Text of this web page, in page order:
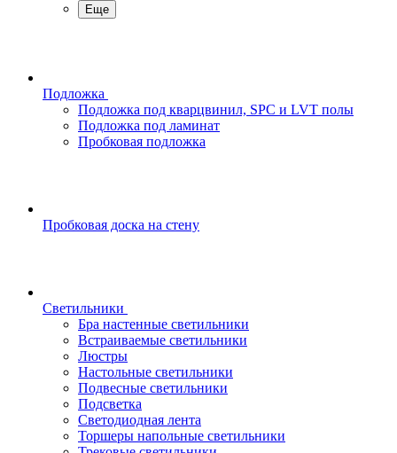
Еще
Подложка
Подложка под кварцвинил, SPC и LVT полы
Подложка под ламинат
Пробковая подложка
Пробковая доска на стену
Светильники
Бра настенные светильники
Встраиваемые светильники
Люстры
Настольные светильники
Подвесные светильники
Подсветка
Светодиодная лента
Торшеры напольные светильники